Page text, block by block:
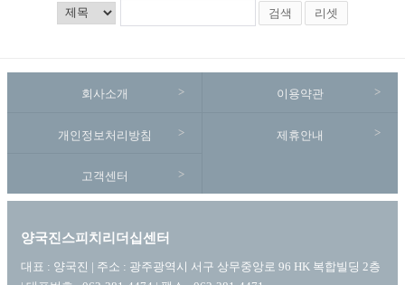
검색 리셋
회사소개 이용약관
개인정보처리방침 제휴안내
고객센터
양국진스피치리더십센터
대표 : 양국진 | 주소 : 광주광역시 서구 상무중앙로 96 HK 복합빌딩 2층